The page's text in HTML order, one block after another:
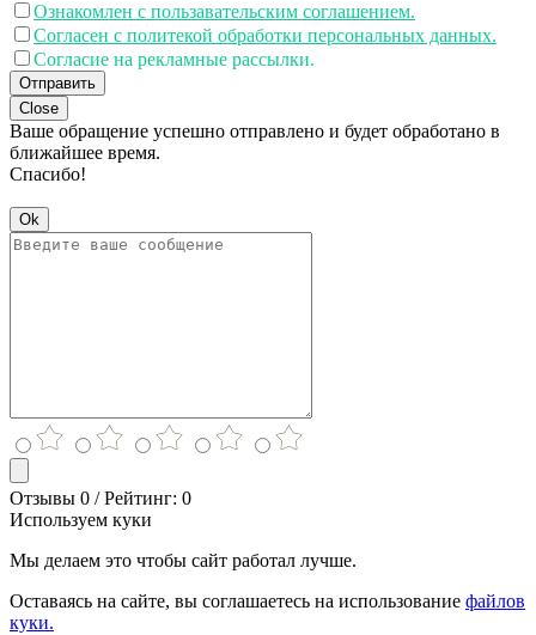
Ознакомлен с пользавательским соглашением.
Согласен с политекой обработки персональных данных.
Согласие на рекламные рассылки.
Отправить
Close
Ваше обращение успешно отправлено и будет обработано в
ближайшее время.
Спасибо!
Ok
Отзывы 0 / Рейтинг: 0
Используем куки
Мы делаем это чтобы сайт работал лучше.
Оставаясь на сайте, вы соглашаетесь на использование файлов
куки.